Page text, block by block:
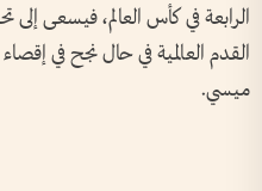
الرابعة في كأس العالم، فيسعى
القدم العالمية في حال نجح في
ميسي.